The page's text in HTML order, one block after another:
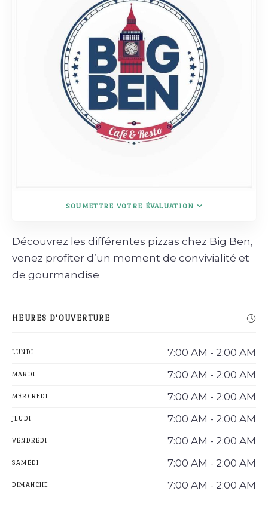
SOUMETTRE VOTRE ÉVALUATION
Découvrez les différentes pizzas chez Big Ben,
venez profiter d’un moment de convivialité et
de gourmandise
HEURES D'OUVERTURE
LUNDI 7:00 AM - 2:00 AM
MARDI 7:00 AM - 2:00 AM
MERCREDI 7:00 AM - 2:00 AM
JEUDI 7:00 AM - 2:00 AM
VENDREDI 7:00 AM - 2:00 AM
SAMEDI 7:00 AM - 2:00 AM
DIMANCHE 7:00 AM - 2:00 AM